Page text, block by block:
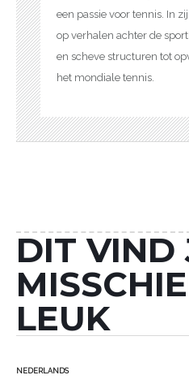
een passie voor tennis. In
op verhalen achter de
en scheve structuren tot
het mondiale tennis.
DIT VIND
LEUK
NEDERLANDS